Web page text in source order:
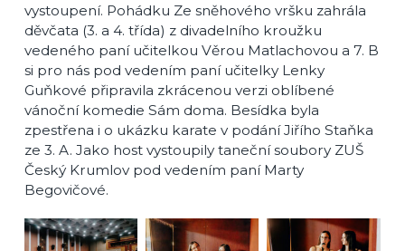
vystoupení. Pohádku Ze sněhového vršku zahrála
děvčata (3. a 4. třída) z divadelního kroužku
vedeného paní učitelkou Věrou Matlachovou a 7. B
si pro nás pod vedením paní učitelky Lenky
Guňkové připravila zkrácenou verzi oblíbené
vánoční komedie Sám doma. Besídka byla
zpestřena i o ukázku karate v podání Jiřího Staňka
ze 3. A. Jako host vystoupily taneční soubory ZUŠ
Český Krumlov pod vedením paní Marty
Begovičové.